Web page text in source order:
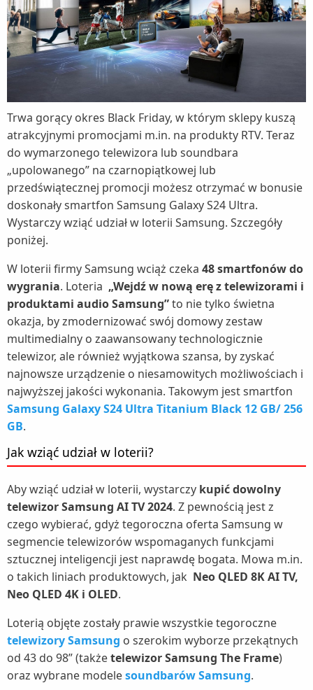
Trwa gorący okres Black Friday, w którym sklepy kuszą
atrakcyjnymi promocjami m.in. na produkty RTV. Teraz
do wymarzonego telewizora lub soundbara
„upolowanego” na czarnopiątkowej lub
przedświątecznej promocji możesz otrzymać w bonusie
doskonały smartfon Samsung Galaxy S24 Ultra.
Wystarczy wziąć udział w loterii Samsung. Szczegóły
poniżej.
W loterii firmy Samsung wciąż czeka 48 smartfonów do
wygrania. Loteria „Wejdź w nową erę z telewizorami i
produktami audio Samsung”to nie tylko świetna
okazja, by zmodernizować swój domowy zestaw
multimedialny o zaawansowany technologicznie
telewizor, ale również wyjątkowa szansa, by zyskać
najnowsze urządzenie o niesamowitych możliwościach i
najwyższej jakości wykonania. Takowym jest smartfon
Samsung Galaxy S24 Ultra Titanium Black 12 GB/ 256
GB.
Jak wziąć udział w loterii?
Aby wziąć udział w loterii, wystarczy kupić dowolny
telewizor Samsung AI TV 2024. Z pewnością jest z
czego wybierać, gdyż tegoroczna oferta Samsung w
segmencie telewizorów wspomaganych funkcjami
sztucznej inteligencji jest naprawdę bogata. Mowa m.in.
o takich liniach produktowych, jak Neo QLED 8K AI TV,
Neo QLED 4K i OLED.
Loterią objęte zostały prawie wszystkie tegoroczne
telewizory Samsung o szerokim wyborze przekątnych
od 43 do 98” (takżetelewizor Samsung The Frame)
oraz wybrane modelesoundbarów Samsung.